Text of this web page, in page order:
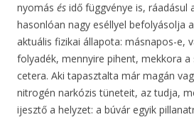
nyomás és idő függvénye is, ráadásul
hasonlóan nagy eséllyel befolyásolja
aktuális fizikai állapota: másnapos-e,
folyadék, mennyire pihent, mekkora
cetera. Aki tapasztalta már magán
nitrogén narkózis tüneteit, az tudja,
ijesztő a helyzet: a búvár egyik